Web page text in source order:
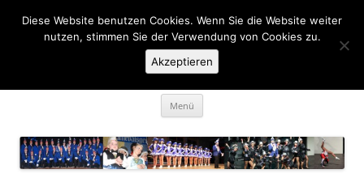
Inhalt
springen KaGe Ellingen 1963 e.V.
… des is ka Spass net, des is Fasching …
Menü
Diese Website benutzen Cookies. Wenn Sie die Website weiter
nutzen, stimmen Sie der Verwendung von Cookies zu.
Akzeptieren